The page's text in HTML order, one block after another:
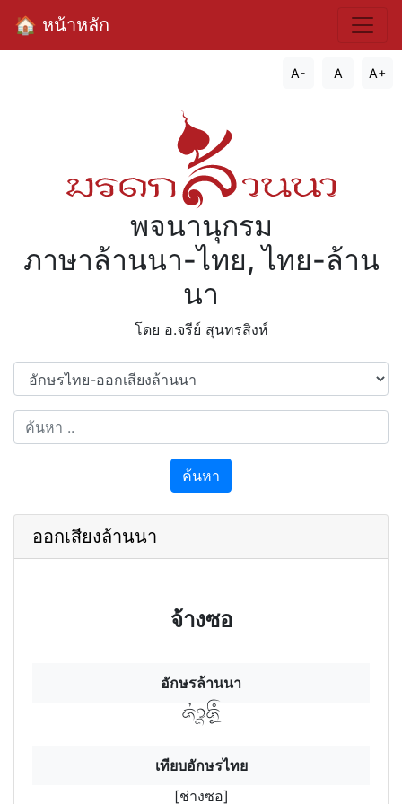
🏠 หน้าหลัก
A- A A+
พจนานุกรม
ภาษาล้านนา-ไทย, ไทย-ล้าน
นา
โดย อ.จรีย์​ สุนทรสิงห์
ค้นหา
ออกเสียงล้านนา
จ้างซอ
อักษรล้านนา
ช่างฯซํอฯ
เทียบอักษรไทย
[ช่างซอ]